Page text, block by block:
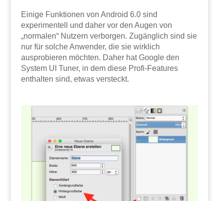
Einige Funktionen von Android 6.0 sind
experimentell und daher vor den Augen von
„normalen“ Nutzern verborgen. Zugänglich sind sie
nur für solche Anwender, die sie wirklich
ausprobieren möchten. Daher hat Google den
System UI Tuner, in dem diese Profi-Features
enthalten sind, etwas versteckt.